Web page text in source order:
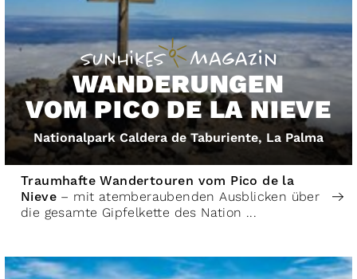
WANDERUNGEN
VOM PICO DE LA NIEVE
Nationalpark Caldera de Taburiente, La Palma
Traumhafte Wandertouren vom Pico de la
Nieve – mit atemberaubenden Ausblicken über
die gesamte Gipfelkette des Nation ...